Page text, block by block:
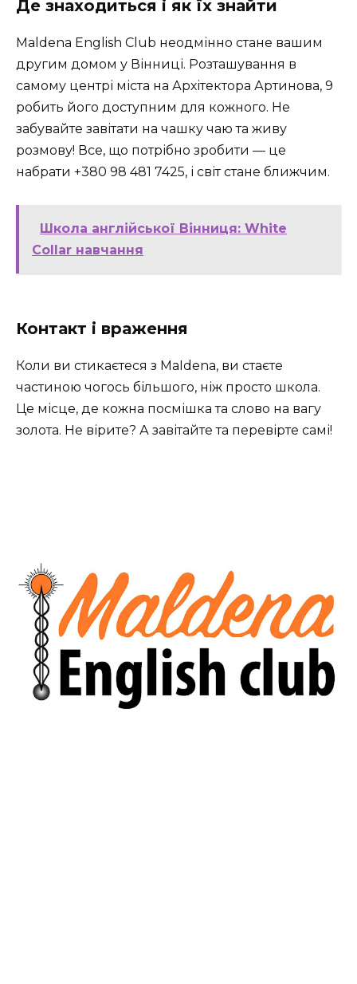
Де знаходиться і як їх знайти
Маldena English Club неодмінно стане вашим
другим домом у Вінниці. Розташування в
самому центрі міста на Архітектора Артинова, 9
робить його доступним для кожного. Не
забувайте завітати на чашку чаю та живу
розмову! Все, що потрібно зробити — це
набрати +380 98 481 7425, і світ стане ближчим.
Школа англійської Вінниця: White
Collar навчання
Контакт і враження
Коли ви стикаєтеся з MaIdena, ви стаєте
частиною чогось більшого, ніж просто школа.
Це місце, де кожна посмішка та слово на вагу
золота. Не вірите? А завітайте та перевірте самі!